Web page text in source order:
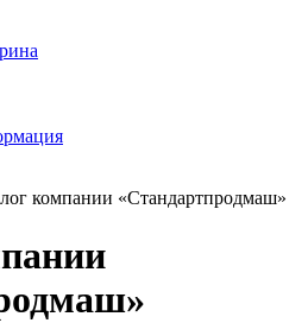
компании «Стандартпродмаш»